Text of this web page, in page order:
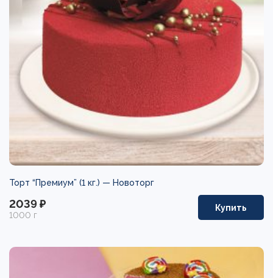
Торт “Премиум” (1 кг.) — Новоторг
2039 ₽
1000 г
Купить